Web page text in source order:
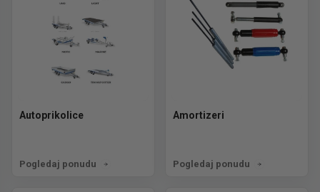
Autoprikolice
Pogledaj ponudu
Amortizeri
Pogledaj ponudu